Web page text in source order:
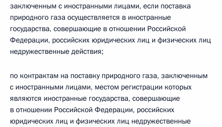
заключенным с иностранными лицами, если поставка
природного газа осуществляется в иностранные
государства, совершающие в отношении Российской
Федерации, российских юридических лиц и физических лиц
недружественные действия;
по контрактам на поставку природного газа, заключенным
с иностранными лицами, местом регистрации которых
являются иностранные государства, совершающие
в отношении Российской Федерации, российских
юридических лиц и физических лиц недружественные